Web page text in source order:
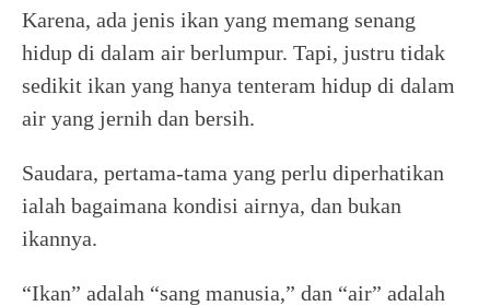
Karena, ada jenis ikan yang memang senang
hidup di dalam air berlumpur. Tapi, justru tidak
sedikit ikan yang hanya tenteram hidup di dalam
air yang jernih dan bersih.
Saudara, pertama-tama yang perlu diperhatikan
ialah bagaimana kondisi airnya, dan bukan
ikannya.
“Ikan” adalah “sang manusia,” dan “air” adalah